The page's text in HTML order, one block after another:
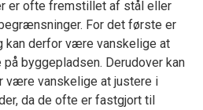
er ofte fremstillet af stål eller
For det første er
kan derfor være vanskelige at
byggepladsen. Derudover kan
være vanskelige at justere i
da de ofte er fastgjort til